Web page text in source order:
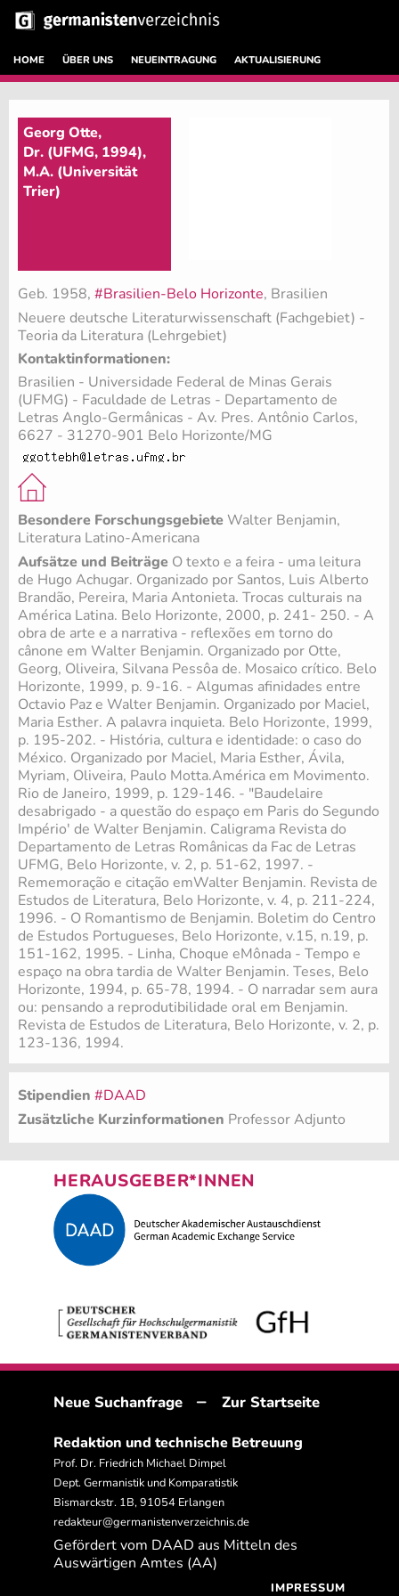
HOME ÜBER UNS NEUEINTRAGUNG AKTUALISIERUNG
Georg Otte,
Dr. (UFMG, 1994),
M.A. (Universität
Trier)
Geb. 1958, #Brasilien-Belo Horizonte, Brasilien
Neuere deutsche Literaturwissenschaft (Fachgebiet) -
Teoria da Literatura (Lehrgebiet)
Kontaktinformationen:
Brasilien - Universidade Federal de Minas Gerais
(UFMG) - Faculdade de Letras - Departamento de
Letras Anglo-Germânicas - Av. Pres. Antônio Carlos,
6627 - 31270-901 Belo Horizonte/MG
Besondere ForschungsgebieteWalter Benjamin,
Literatura Latino-Americana
Aufsätze und Beiträge O texto e a feira - uma leitura
de Hugo Achugar. Organizado por Santos, Luis Alberto
Brandão, Pereira, Maria Antonieta. Trocas culturais na
América Latina. Belo Horizonte, 2000, p. 241- 250. - A
obra de arte e a narrativa - reflexões em torno do
cânone em Walter Benjamin. Organizado por Otte,
Georg, Oliveira, Silvana Pessôa de. Mosaico crítico. Belo
Horizonte, 1999, p. 9-16. - Algumas afinidades entre
Octavio Paz e Walter Benjamin. Organizado por Maciel,
Maria Esther. A palavra inquieta. Belo Horizonte, 1999,
p. 195-202. - História, cultura e identidade: o caso do
México. Organizado por Maciel, Maria Esther, Ávila,
Myriam, Oliveira, Paulo Motta.América em Movimento.
Rio de Janeiro, 1999, p. 129-146. - "Baudelaire
desabrigado - a questão do espaço em Paris do Segundo
Império' de Walter Benjamin. Caligrama Revista do
Departamento de Letras Românicas da Fac de Letras
UFMG, Belo Horizonte, v. 2, p. 51-62, 1997. -
Rememoração e citação emWalter Benjamin. Revista de
Estudos de Literatura, Belo Horizonte, v. 4, p. 211-224,
1996. - O Romantismo de Benjamin. Boletim do Centro
de Estudos Portugueses, Belo Horizonte, v.15, n.19, p.
151-162, 1995. - Linha, Choque eMônada - Tempo e
espaço na obra tardia de Walter Benjamin. Teses, Belo
Horizonte, 1994, p. 65-78, 1994. - O narradar sem aura
ou: pensando a reprodutibilidade oral em Benjamin.
Revista de Estudos de Literatura, Belo Horizonte, v. 2, p.
123-136, 1994.
Stipendien #DAAD
Zusätzliche Kurzinformationen Professor Adjunto
HERAUSGEBER*INNEN
Neue Suchanfrage – Zur Startseite
Redaktion und technische Betreuung
Prof. Dr. Friedrich Michael Dimpel
Dept. Germanistik und Komparatistik
Bismarckstr. 1B, 91054 Erlangen
redakteur@germanistenverzeichnis.de
Gefördert vom DAAD aus Mitteln des
Auswärtigen Amtes (AA)
IMPRESSUM